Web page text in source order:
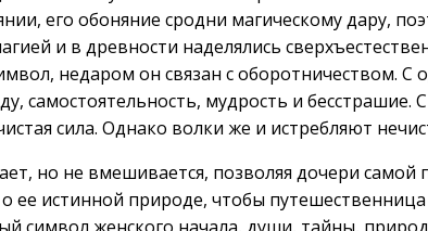
его обоняние сродни магическому дару,
и в древности наделялись
недаром он связан с оборотничеством. С
самостоятельность, мудрость и бесстрашие.
сила. Однако волки же и истребляют
но не вмешивается, позволяя дочери самой
ее истинной природе, чтобы